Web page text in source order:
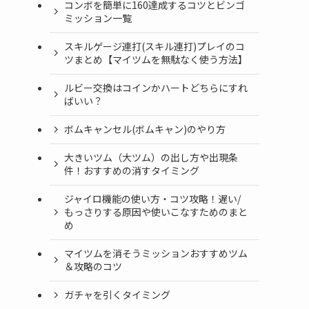
コンボを簡単に160達成するコツとビンゴ
ミッション一覧
スキルゲージ連打(スキル連打)プレイのコ
ツまとめ【マイツムを無駄なく使う方法】
ルビー交換はコインかハートどちらにすれ
ばいい？
ボムキャンセル(ボムキャン)のやり方
大きいツム（大ツム）の出し方や出現条
件！おすすめの消すタイミング
ジャイロ機能の使い方・コツ攻略！遅い/
もっさりする原因や使いこなすためのまと
め
マイツムを消そうミッションおすすめツム
＆攻略のコツ
ガチャを引くタイミング